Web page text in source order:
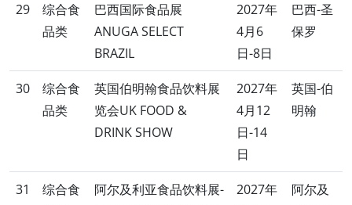
29
综合食
品类
巴西国际食品展
ANUGA SELECT
BRAZIL
2027年
4月6
日-8日
巴西-圣
保罗
30
综合食
品类
英国伯明翰食品饮料展
览会UK FOOD &
DRINK SHOW
2027年
4月12
日-14
日
英国-伯
明翰
31
综合食
阿尔及利亚食品饮料展-
2027年
阿尔及